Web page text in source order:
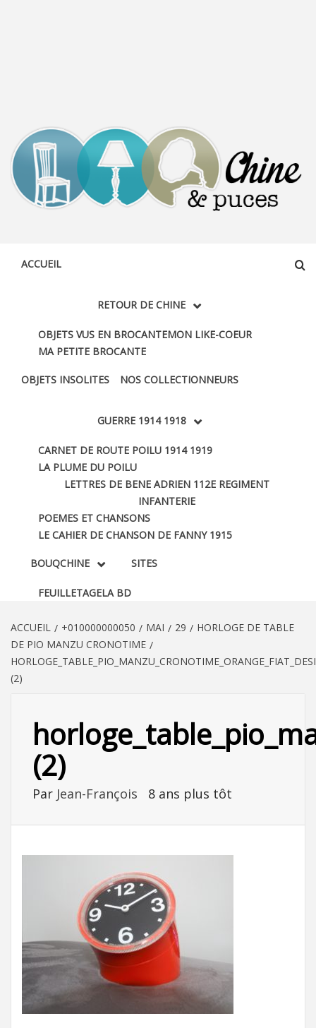
ACCUEIL
RETOUR DE CHINE
OBJETS VUS EN BROCANTEMON LIKE-COEUR
MA PETITE BROCANTE
OBJETS INSOLITES NOS COLLECTIONNEURS
GUERRE 1914 1918
CARNET DE ROUTE POILU 1914 1919
LA PLUME DU POILU
LETTRES DE BENE ADRIEN 112E REGIMENT
INFANTERIE
POEMES ET CHANSONS
LE CAHIER DE CHANSON DE FANNY 1915
BOUQCHINE
FEUILLETAGELA BD
SITES
ACCUEIL +010000000050 MAI 29
HORLOGE DE TABLE
DE PIO MANZU CRONOTIME
(2)
(2)
Par Jean-François 8 ans plus tôt